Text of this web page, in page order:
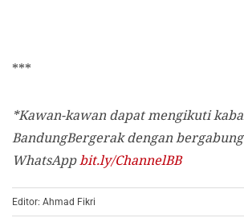
***
*Kawan-kawan dapat mengikuti
BandungBergerak dengan
WhatsAppbit.ly/ChannelBB
Editor: Ahmad Fikri